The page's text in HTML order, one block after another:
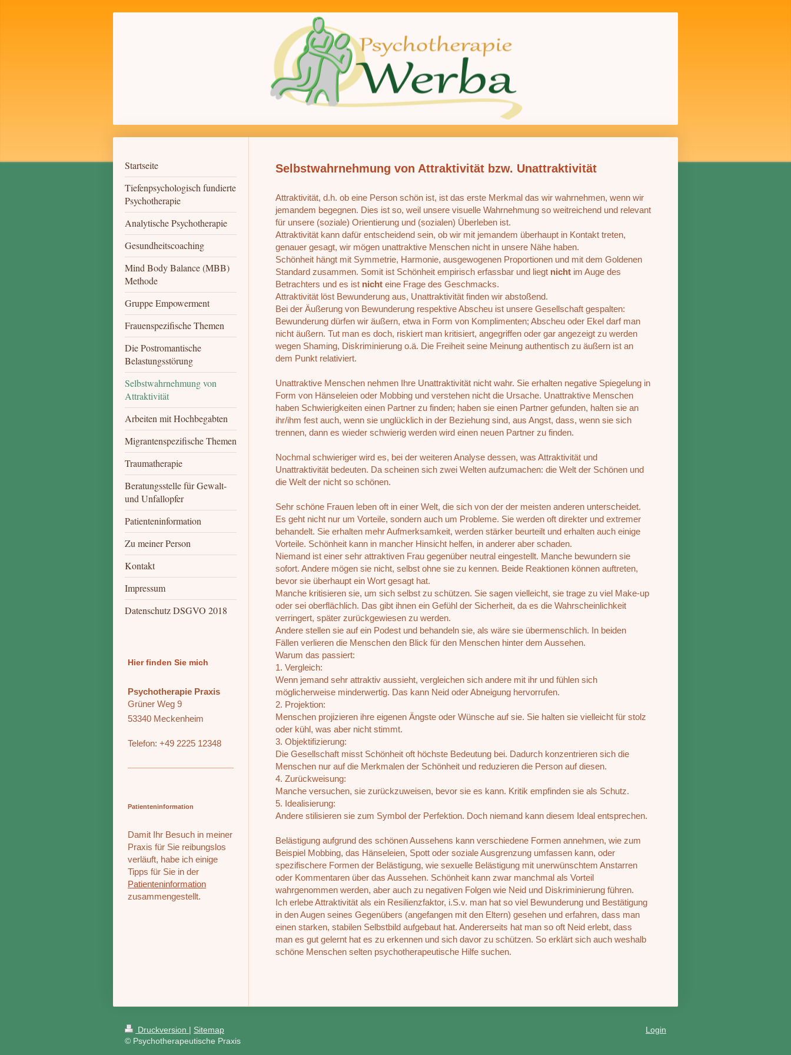
Startseite
Tiefenpsychologisch fundierte
Psychotherapie
Analytische Psychotherapie
Gesundheitscoaching
Mind Body Balance (MBB)
Methode
Gruppe Empowerment
Frauenspezifische Themen
Die Postromantische
Belastungsstörung
Selbstwahrnehmung von
Attraktivität
Arbeiten mit Hochbegabten
Migrantenspezifische Themen
Traumatherapie
Beratungsstelle für Gewalt-
und Unfallopfer
Patienteninformation
Zu meiner Person
Kontakt
Impressum
Datenschutz DSGVO 2018
Selbstwahrnehmung von Attraktivität bzw. Unattraktivität
Attraktivität, d.h. ob eine Person schön ist, ist das erste Merkmal das wir wahrnehmen, wenn wir
jemandem begegnen. Dies ist so, weil unsere visuelle Wahrnehmung so weitreichend und relevant
für unsere (soziale) Orientierung und (sozialen) Überleben ist.
Attraktivität kann dafür entscheidend sein, ob wir mit jemandem überhaupt in Kontakt treten,
genauer gesagt, wir mögen unattraktive Menschen nicht in unsere Nähe haben.
Schönheit hängt mit Symmetrie, Harmonie, ausgewogenen Proportionen und mit dem Goldenen
Standard zusammen. Somit ist Schönheit empirisch erfassbar und liegt nicht im Auge des
Betrachters und es ist nicht eine Frage des Geschmacks.
Attraktivität löst Bewunderung aus, Unattraktivität finden wir abstoßend.
Bei der Äußerung von Bewunderung respektive Abscheu ist unsere Gesellschaft gespalten:
Bewunderung dürfen wir äußern, etwa in Form von Komplimenten; Abscheu oder Ekel darf man
nicht äußern. Tut man es doch, riskiert man kritisiert, angegriffen oder gar angezeigt zu werden
wegen Shaming, Diskriminierung o.ä. Die Freiheit seine Meinung authentisch zu äußern ist an
dem Punkt relativiert.
Unattraktive Menschen nehmen Ihre Unattraktivität nicht wahr. Sie erhalten negative Spiegelung in
Form von Hänseleien oder Mobbing und verstehen nicht die Ursache. Unattraktive Menschen
haben Schwierigkeiten einen Partner zu finden; haben sie einen Partner gefunden, halten sie an
ihr/ihm fest auch, wenn sie unglücklich in der Beziehung sind, aus Angst, dass, wenn sie sich
trennen, dann es wieder schwierig werden wird einen neuen Partner zu finden.
Nochmal schwieriger wird es, bei der weiteren Analyse dessen, was Attraktivität und
Unattraktivität bedeuten. Da scheinen sich zwei Welten aufzumachen: die Welt der Schönen und
die Welt der nicht so schönen.
Sehr schöne Frauen leben oft in einer Welt, die sich von der der meisten anderen unterscheidet.
Es geht nicht nur um Vorteile, sondern auch um Probleme. Sie werden oft direkter und extremer
behandelt. Sie erhalten mehr Aufmerksamkeit, werden stärker beurteilt und erhalten auch einige
Vorteile. Schönheit kann in mancher Hinsicht helfen, in anderer aber schaden.
Niemand ist einer sehr attraktiven Frau gegenüber neutral eingestellt. Manche bewundern sie
sofort. Andere mögen sie nicht, selbst ohne sie zu kennen. Beide Reaktionen können auftreten,
bevor sie überhaupt ein Wort gesagt hat.
Manche kritisieren sie, um sich selbst zu schützen. Sie sagen vielleicht, sie trage zu viel Make-up
oder sei oberflächlich. Das gibt ihnen ein Gefühl der Sicherheit, da es die Wahrscheinlichkeit
verringert, später zurückgewiesen zu werden.
Andere stellen sie auf ein Podest und behandeln sie, als wäre sie übermenschlich. In beiden
Fällen verlieren die Menschen den Blick für den Menschen hinter dem Aussehen.
Warum das passiert:
1. Vergleich:
Wenn jemand sehr attraktiv aussieht, vergleichen sich andere mit ihr und fühlen sich
möglicherweise minderwertig. Das kann Neid oder Abneigung hervorrufen.
2. Projektion:
Menschen projizieren ihre eigenen Ängste oder Wünsche auf sie. Sie halten sie vielleicht für stolz
oder kühl, was aber nicht stimmt.
3. Objektifizierung:
Die Gesellschaft misst Schönheit oft höchste Bedeutung bei. Dadurch konzentrieren sich die
Menschen nur auf die Merkmalen der Schönheit und reduzieren die Person auf diesen.
4. Zurückweisung:
Manche versuchen, sie zurückzuweisen, bevor sie es kann. Kritik empfinden sie als Schutz.
5. Idealisierung:
Andere stilisieren sie zum Symbol der Perfektion. Doch niemand kann diesem Ideal entsprechen.
Belästigung aufgrund des schönen Aussehens kann verschiedene Formen annehmen, wie zum
Beispiel Mobbing, das Hänseleien, Spott oder soziale Ausgrenzung umfassen kann, oder
spezifischere Formen der Belästigung, wie sexuelle Belästigung mit unerwünschtem Anstarren
oder Kommentaren über das Aussehen. Schönheit kann zwar manchmal als Vorteil
wahrgenommen werden, aber auch zu negativen Folgen wie Neid und Diskriminierung führen.
Ich erlebe Attraktivität als ein Resilienzfaktor, i.S.v. man hat so viel Bewunderung und Bestätigung
in den Augen seines Gegenübers (angefangen mit den Eltern) gesehen und erfahren, dass man
einen starken, stabilen Selbstbild aufgebaut hat. Andererseits hat man so oft Neid erlebt, dass
man es gut gelernt hat es zu erkennen und sich davor zu schützen. So erklärt sich auch weshalb
schöne Menschen selten psychotherapeutische Hilfe suchen.
Hier finden Sie mich
Psychotherapie Praxis
Grüner Weg 9
53340 Meckenheim
Telefon: +49 2225 12348
Patienteninformation
Damit Ihr Besuch in meiner
Praxis für Sie reibungslos
verläuft, habe ich einige
Tipps für Sie in der
Patienteninformation
zusammengestellt.
Druckversion | Sitemap
© Psychotherapeutische Praxis
Login